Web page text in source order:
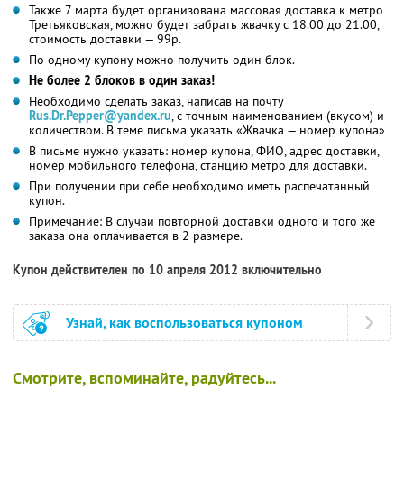
Также 7 марта будет организована массовая доставка к метро
Третьяковская, можно будет забрать жвачку с 18.00 до 21.00,
стоимость доставки — 99р.
По одному купону можно получить один блок.
Не более 2 блоков в один заказ!
Необходимо сделать заказ, написав на почту
Rus.Dr.Pepper@yandex.ru, с точным наименованием (вкусом) и
количеством. В теме письма указать «Жвачка — номер купона»
В письме нужно указать: номер купона, ФИО, адрес доставки,
номер мобильного телефона, станцию метро для доставки.
При получении при себе необходимо иметь распечатанный
купон.
Примечание: В случаи повторной доставки одного и того же
заказа она оплачивается в 2 размере.
Купон действителен по 10 апреля 2012 включительно
Узнай, как воспользоваться купоном
Смотрите, вспоминайте, радуйтесь...